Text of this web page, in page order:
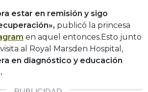
estar en remisión y sigo
publicó la princesa
en aquel entonces.Esto junto
al Royal Marsden Hospital,
en diagnóstico y educación